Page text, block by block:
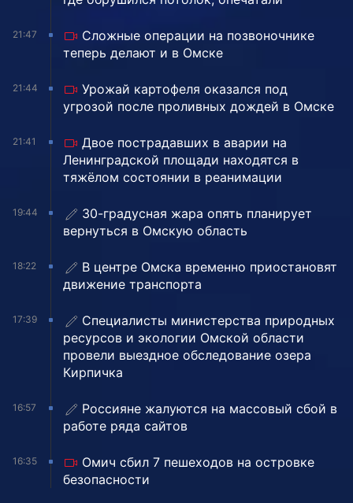
21:47
Сложные операции на позвоночнике
теперь делают и в Омске
21:44
Урожай картофеля оказался под
угрозой после проливных дождей в Омске
21:41
Двое пострадавших в аварии на
Ленинградской площади находятся в
тяжёлом состоянии в реанимации
19:44
30-градусная жара опять планирует
вернуться в Омскую область
18:22
В центре Омска временно приостановят
движение транспорта
17:39
Специалисты министерства природных
ресурсов и экологии Омской области
провели выездное обследование озера
Кирпичка
16:57
Россияне жалуются на массовый сбой в
работе ряда сайтов
16:35
Омич сбил 7 пешеходов на островке
безопасности